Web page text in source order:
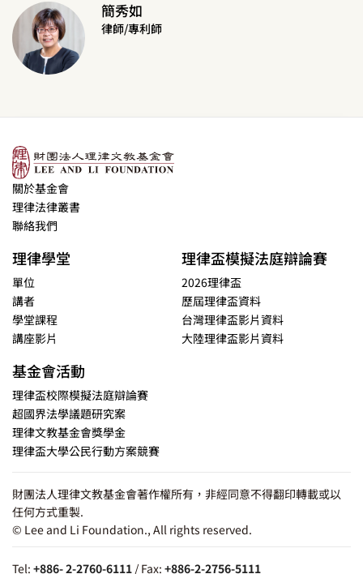
簡秀如
律師/專利師
關於基金會
理律法律叢書
聯絡我們
理律學堂
單位
講者
學堂課程
講座影片
理律盃模擬法庭辯論賽
2026理律盃
歷屆理律盃資料
台灣理律盃影片資料
大陸理律盃影片資料
基金會活動
理律盃校際模擬法庭辯論賽
超國界法學議題研究案
理律文教基金會獎學金
理律盃大學公民行動方案競賽
財團法人理律文教基金會著作權所有，非經同意不得翻印轉載或以
任何方式重製.
© Lee and Li Foundation., All rights reserved.
Tel: +886- 2-2760-6111 / Fax: +886-2-2756-5111